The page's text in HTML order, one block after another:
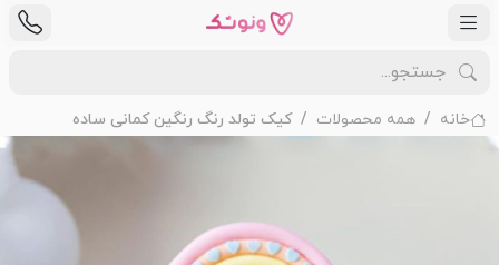
خانه همه محصولات کیک تولد رنگ رنگین کمانی ساده